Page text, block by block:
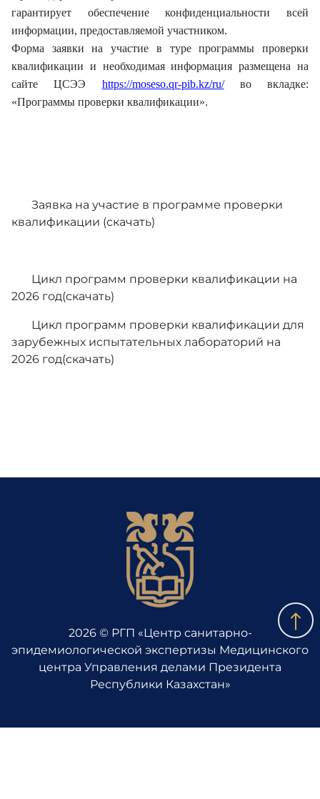
гарантирует обеспечение конфиденциальности всей
информации, предоставляемой участником.
Форма заявки на участие в туре программы проверки
квалификации и необходимая информация размещена на
сайте ЦСЭЭ https://moseso.qr-pib.kz/ru/во вкладке:
«Программы проверки квалификации».
Заявка на участие в программе проверки
квалификации (скачать)
Цикл программ проверки квалификации на
2026 год(скачать)
Цикл программ проверки квалификации для
зарубежных испытательных лабораторий на
2026 год(скачать)
2026 © РГП «Центр санитарно-
эпидемиологической экспертизы Медицинского
центра Управления делами Президента
Республики Казахстан»